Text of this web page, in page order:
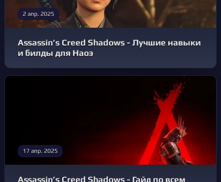
2 апр. 2025
Assassin’s Creed Shadows - Лучшие навыки
и билды для Наоэ
17 апр. 2025
Assassin’s Creed Shadows - Гайд по всем